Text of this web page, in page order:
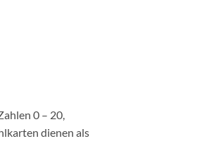
0 – 20,
dienen als